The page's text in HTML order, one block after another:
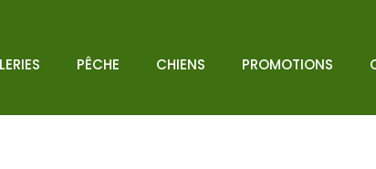
PÊCHE CHIENS PROMOTIONS